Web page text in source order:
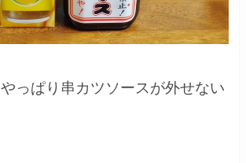
っぱり串カツソースが外せない